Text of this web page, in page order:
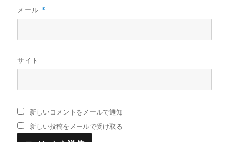
メール *
サイト
新しいコメントをメールで通知
新しい投稿をメールで受け取る